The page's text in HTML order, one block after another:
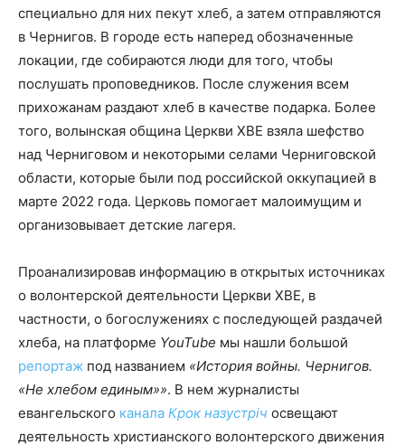
специально для них пекут хлеб, а затем отправляются
в Чернигов. В городе есть наперед обозначенные
локации, где собираются люди для того, чтобы
послушать проповедников. После служения всем
прихожанам раздают хлеб в качестве подарка. Более
того, волынская община Церкви ХВЕ взяла шефство
над Черниговом и некоторыми селами Черниговской
области, которые были под российской оккупацией в
марте 2022 года. Церковь помогает малоимущим и
организовывает детские лагеря.
Проанализировав информацию в открытых источниках
о волонтерской деятельности Церкви ХВЕ, в
частности, о богослужениях с последующей раздачей
хлеба, на платформе YouTube мы нашли большой
репортаж под названием «История войны. Чернигов.
«Не хлебом единым»». В нем журналисты
евангельского канала Крок назустріч освещают
деятельность христианского волонтерского движения